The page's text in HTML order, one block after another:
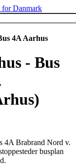
for Danmark
4A Aarhus
- Bus
4A Brabrand Nord v.
busplan